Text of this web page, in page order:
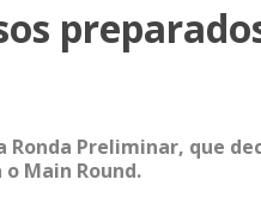
Preliminar, que
Main Round.